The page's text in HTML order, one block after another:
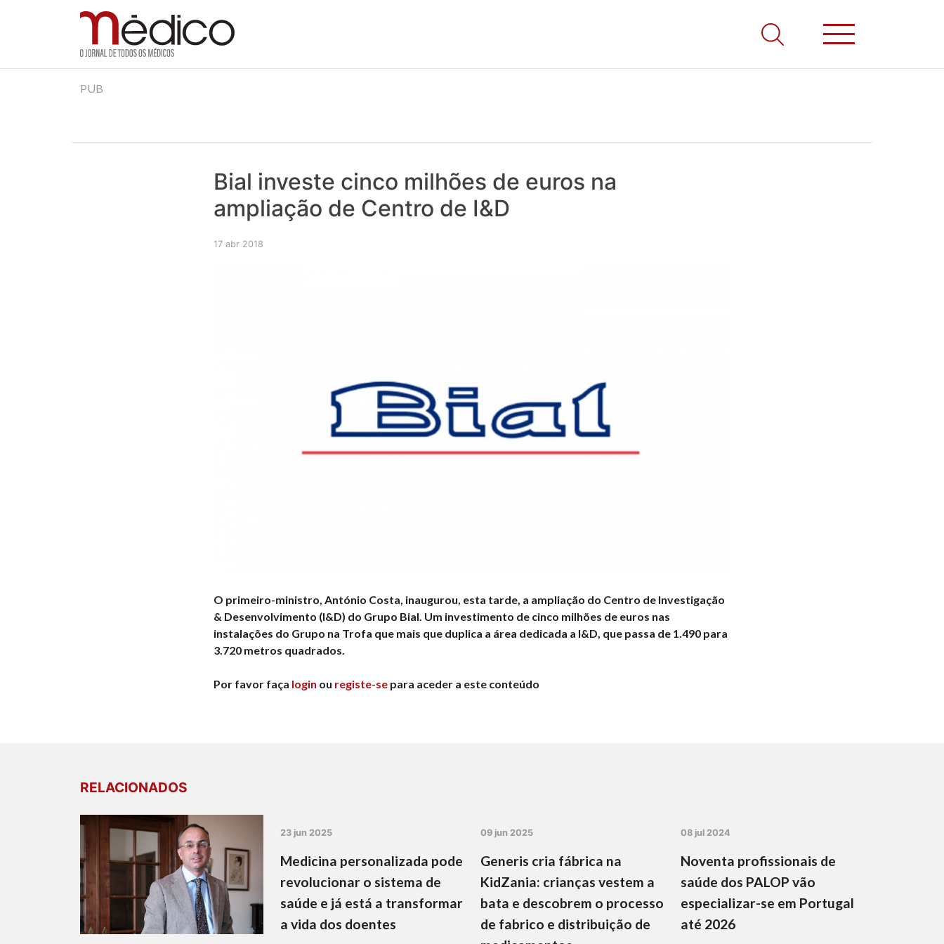
Jornal Médico
Médico – O Jornal de Todos os Médicos. Onde as notícias realmente contam! Tudo o que se passa na Saúde!
PUB
Bial investe cinco milhões de euros na
ampliação de Centro de I&D
17 abr 2018
O primeiro-ministro, António Costa, inaugurou, esta tarde, a ampliação do Centro de Investigação
& Desenvolvimento (I&D) do Grupo Bial. Um investimento de cinco milhões de euros nas
instalações do Grupo na Trofa que mais que duplica a área dedicada a I&D, que passa de 1.490 para
3.720 metros quadrados.
Por favor faça login ou registe-se para aceder a este conteúdo
RELACIONADOS
23 jun 2025
Medicina personalizada pode
revolucionar o sistema de
saúde e já está a transformar
a vida dos doentes
09 jun 2025
Generis cria fábrica na
KidZania: crianças vestem a
bata e descobrem o processo
de fabrico e distribuição de
08 jul 2024
Noventa profissionais de
saúde dos PALOP vão
especializar-se em Portugal
até 2026